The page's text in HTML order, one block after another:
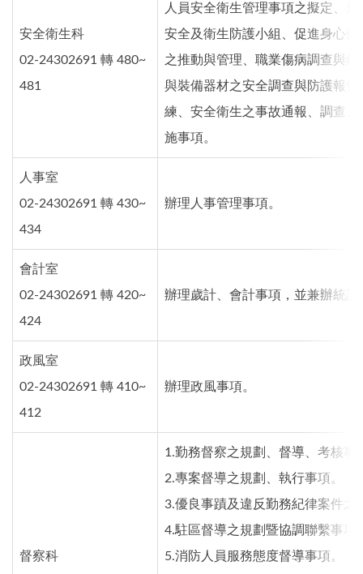
安全衛生科
02-24302691 轉 480~
481
人員安全衛生管理事項之擬定、
安全及衛生防護小組、促進身心
之推動與管理、職業傷病調查與
與裝備器材之安全調查與防護報
練、安全衛生之事故通報、調查
施事項。
人事室
02-24302691 轉 430~
434
辦理人事管理事項。
會計室
02-24302691 轉 420~
424
辦理歲計、會計事項，並兼辦統計
政風室
02-24302691 轉 410~
412
辦理政風事項。
督察科
1.勤務督察之規劃、督導、考核事
2.專案督導之規劃、執行事項。
3.優良事蹟及違反勤務紀律案件之
4.駐區督導之規劃暨協調聯繫事項
5.消防人員服務態度督導事項。